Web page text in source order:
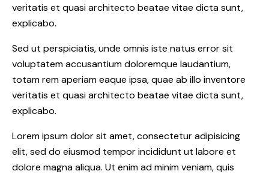
veritatis et quasi architecto beatae vitae dicta sunt,
explicabo.
Sed ut perspiciatis, unde omnis iste natus error sit
voluptatem accusantium doloremque laudantium,
totam rem aperiam eaque ipsa, quae ab illo inventore
veritatis et quasi architecto beatae vitae dicta sunt,
explicabo.
Lorem ipsum dolor sit amet, consectetur adipisicing
elit, sed do eiusmod tempor incididunt ut labore et
dolore magna aliqua. Ut enim ad minim veniam, quis